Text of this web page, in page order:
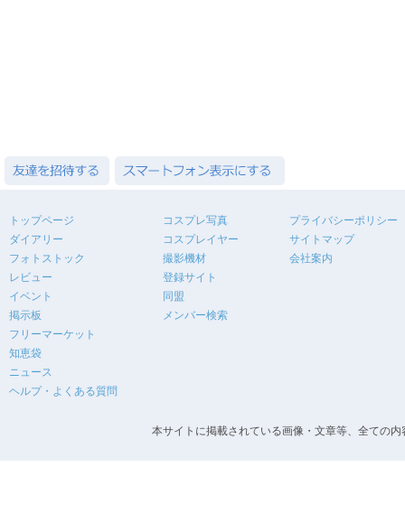
トップページ
ダイアリー
フォトストック
レビュー
イベント
掲示板
フリーマーケット
知恵袋
ニュース
ヘルプ・よくある質問
コスプレ写真
コスプレイヤー
撮影機材
登録サイト
同盟
メンバー検索
プライバシーポリシー
サイトマップ
会社案内
本サイトに掲載されている画像・文章等、全ての